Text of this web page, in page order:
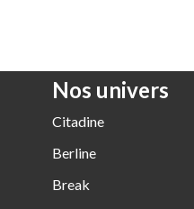
Nos univers
Citadine
Berline
Break